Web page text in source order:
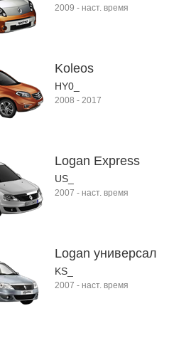
2009 - наст. время
Koleos
HY0_
2008 - 2017
Logan Express
US_
2007 - наст. время
Logan универсал
KS_
2007 - наст. время